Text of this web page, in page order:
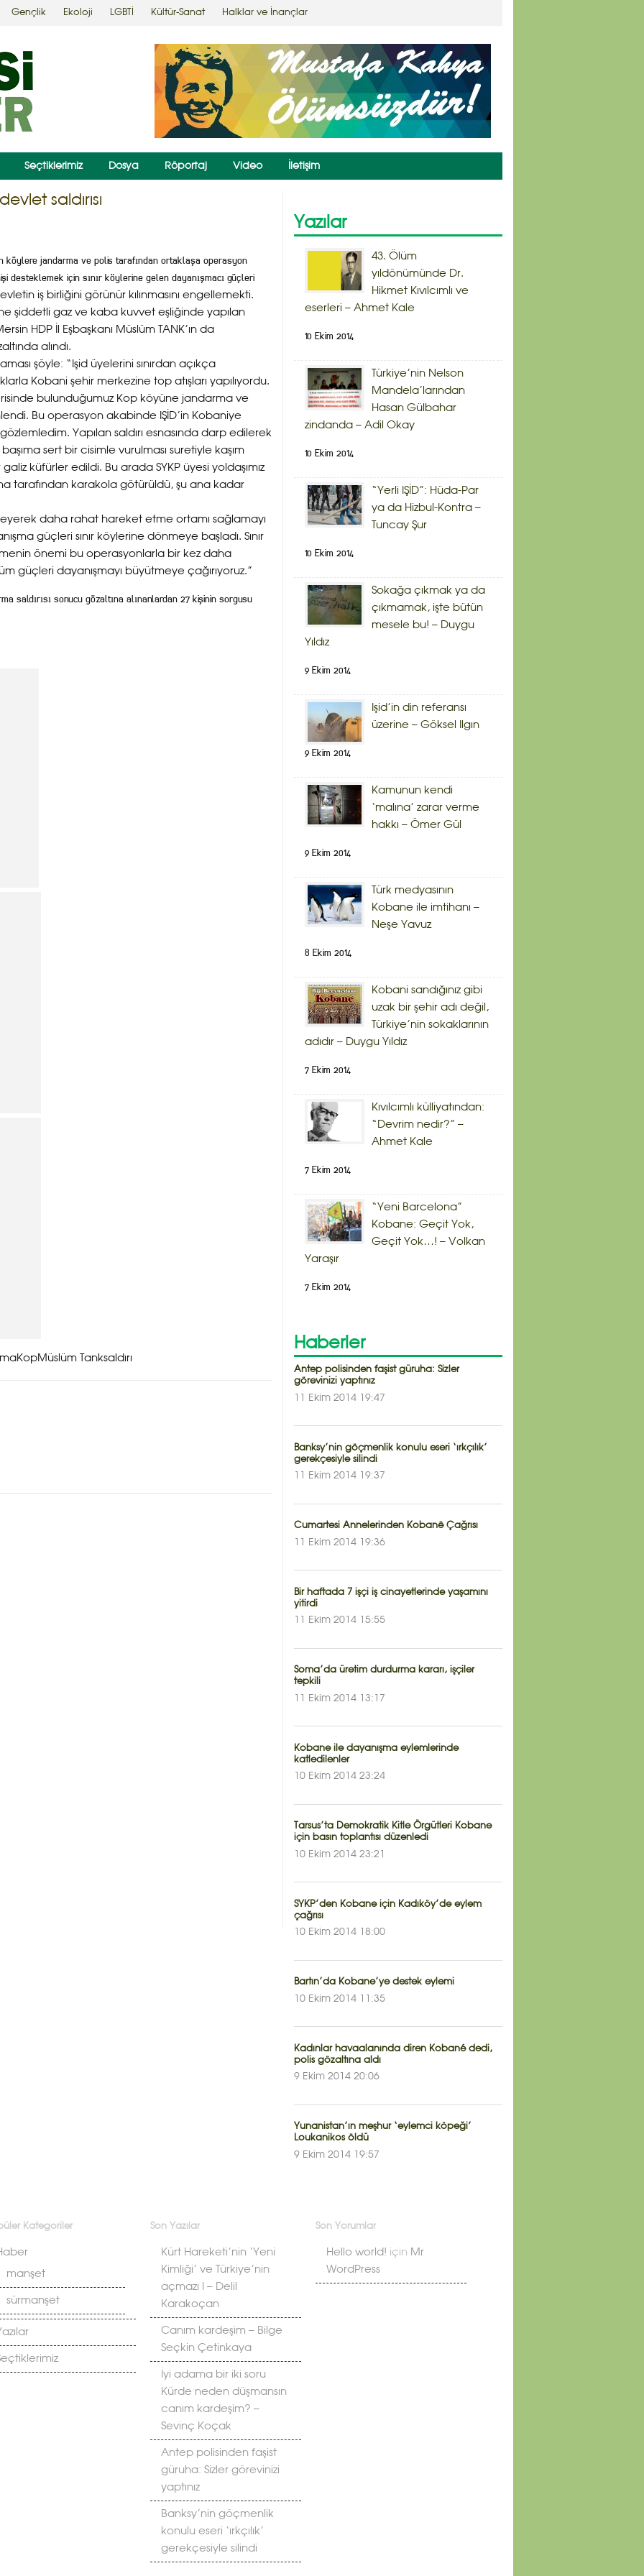
Gençlik Ekoloji LGBTİ Kültür-Sanat Halklar ve İnançlar
Seçtiklerimiz Dosya Röportaj Video İletişim
saldırısı
köylere jandarma ve polis tarafından ortaklaşa operasyon
desteklemek için sınır köylerine gelen dayanışmacı güçleri
iş birliğini görünür kılınmasını engellemekti.
şiddetli gaz ve kaba kuvvet eşliğinde yapılan
HDP İl Eşbaşkanı Müslüm TANK’ın da
alındı.
şöyle: “Işid üyelerini sınırdan açıkça
Kobani şehir merkezine top atışları yapılıyordu.
bulunduğumuz Kop köyüne jandarma ve
Bu operasyon akabinde IŞİD’in Kobaniye
gözlemledim. Yapılan saldırı esnasında darp edilerek
başıma sert bir cisimle vurulması suretiyle kaşım
küfürler edildi. Bu arada SYKP üyesi yoldaşımız
tarafından karakola götürüldü, şu ana kadar
daha rahat hareket etme ortamı sağlamayı
güçleri sınır köylerine dönmeye başladı. Sınır
önemi bu operasyonlarla bir kez daha
güçleri dayanışmayı büyütmeye çağırıyoruz.”
saldırısı sonucu gözaltına alınanlardan 27 kişinin sorgusu
KopMüslüm Tanksaldırı
Yazılar
43. Ölüm
yıldönümünde Dr.
Hikmet Kıvılcımlı ve
eserleri – Ahmet Kale
10 Ekim 2014
Türkiye’nin Nelson
Mandela’larından
Hasan Gülbahar
zindanda – Adil Okay
10 Ekim 2014
“Yerli IŞİD”: Hüda-Par
ya da Hizbul-Kontra –
Tuncay Şur
10 Ekim 2014
Sokağa çıkmak ya da
çıkmamak, işte bütün
mesele bu! – Duygu
Yıldız
9 Ekim 2014
Işid’in din referansı
üzerine – Göksel Ilgın
9 Ekim 2014
Kamunun kendi
‘malına’ zarar verme
hakkı – Ömer Gül
9 Ekim 2014
Türk medyasının
Kobane ile imtihanı –
Neşe Yavuz
8 Ekim 2014
Kobani sandığınız gibi
uzak bir şehir adı değil,
Türkiye’nin sokaklarının
adıdır – Duygu Yıldız
7 Ekim 2014
Kıvılcımlı külliyatından:
“Devrim nedir?” –
Ahmet Kale
7 Ekim 2014
“Yeni Barcelona”
Kobane: Geçit Yok,
Geçit Yok…! – Volkan
Yaraşır
7 Ekim 2014
Haberler
Antep polisinden faşist güruha: Sizler
görevinizi yaptınız
11 Ekim 2014 19:47
Banksy’nin göçmenlik konulu eseri ‘ırkçılık’
gerekçesiyle silindi
11 Ekim 2014 19:37
Cumartesi Annelerinden Kobanê Çağrısı
11 Ekim 2014 19:36
Bir haftada 7 işçi iş cinayetlerinde yaşamını
yitirdi
11 Ekim 2014 15:55
Soma’da üretim durdurma kararı, işçiler
tepkili
11 Ekim 2014 13:17
Kobane ile dayanışma eylemlerinde
katledilenler
10 Ekim 2014 23:24
Tarsus’ta Demokratik Kitle Örgütleri Kobane
için basın toplantısı düzenledi
10 Ekim 2014 23:21
SYKP’den Kobane için Kadıköy’de eylem
çağrısı
10 Ekim 2014 18:00
Bartın’da Kobane’ye destek eylemi
10 Ekim 2014 11:35
Kadınlar havaalanında diren Kobané dedi,
polis gözaltına aldı
9 Ekim 2014 20:06
Yunanistan’ın meşhur ‘eylemci köpeği’
Loukanikos öldü
9 Ekim 2014 19:57
Kategoriler
manşet
sürmanşet
Son Yazılar
Kürt Hareketi’nin ‘Yeni
Kimliği’ ve Türkiye’nin
açmazı I – Delil
Karakoçan
Canım kardeşim – Bilge
Seçkin Çetinkaya
İyi adama bir iki soru
Kürde neden düşmansın
canım kardeşim? –
Sevinç Koçak
Antep polisinden faşist
güruha: Sizler görevinizi
yaptınız
Banksy’nin göçmenlik
konulu eseri ‘ırkçılık’
gerekçesiyle silindi
Son Yorumlar
Hello world! için Mr
WordPress